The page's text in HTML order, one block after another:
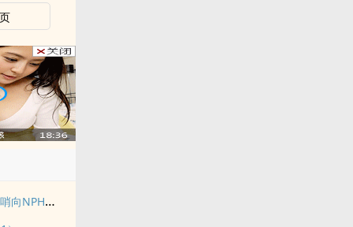
请不要骚扰向导！（哨向NPH）